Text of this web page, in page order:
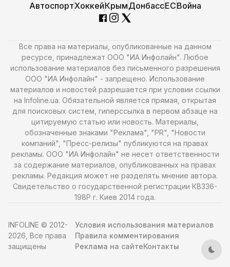
АвтоспортХоккейКрымДонбассЕСВойна
Все права на материалы, опубликованные на данном
ресурсе, принадлежат ООО "ИА Инфолайн". Любое
использование материалов без письменного разрешения
ООО "ИА Инфолайн" - запрещено. Использование
материалов и новостей разрешается при условии ссылки
на Infoline.ua. Обязательной является прямая, открытая
для поисковых систем, гиперссылка в первом абзаце на
цитируемую статью или новость. Материалы,
обозначенные знаками "Реклама", "PR", "Новости
компаний", "Пресс-релизы" публикуются на правах
рекламы. ООО "ИА Инфолайн" не несет ответственности
за содержание материалов, опубликованных на правах
рекламы. Редакция может не разделять мнение автора.
Свидетельство о государственной регистрации КВ336-
198Р г. Киев 2014 года.
INFOLINE © 2012-
2026, Все права
защищены
Условия использования материалов
Правила комментирования
Реклама на сайтеКонтакты